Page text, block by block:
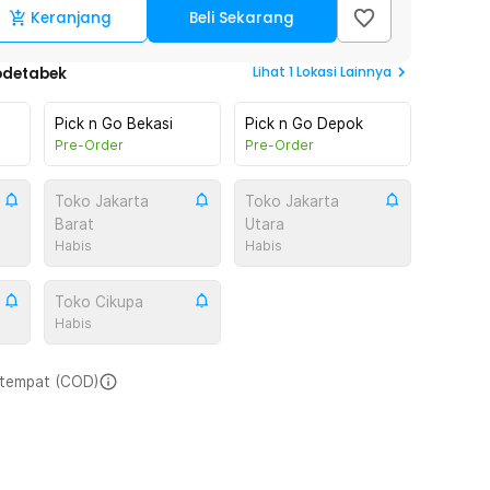
Keranjang Beli Sekarang
Lihat 1Lokasi Lainnya
Pick n Go Bekasi
Pre-Order
Pick n Go Depok
Pre-Order
Toko Jakarta
Barat
Habis
Toko Jakarta
Utara
Habis
Toko Cikupa
Habis
(COD)